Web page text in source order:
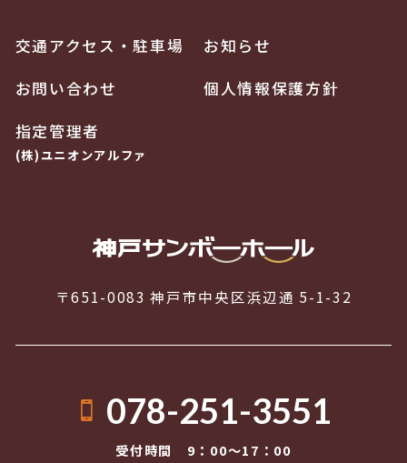
〒651-0083 神戸市中央区浜辺通 5-1-32
078-251-3551
受付時間 9：00〜17：00
交通アクセス・駐車場
お知らせ
お問い合わせ
個人情報保護方針
指定管理者
(株)ユニオンアルファ